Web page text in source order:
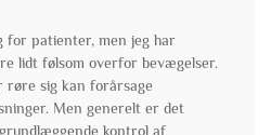
for patienter, men jeg har
lidt følsom overfor bevægelser.
røre sig kan forårsage
Men generelt er det
kontrol af